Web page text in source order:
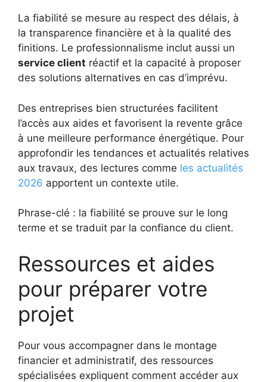
La fiabilité se mesure au respect des délais, à
la transparence financière et à la qualité des
finitions. Le professionnalisme inclut aussi un
service client réactif et la capacité à proposer
des solutions alternatives en cas d’imprévu.
Des entreprises bien structurées facilitent
l’accès aux aides et favorisent la revente grâce
à une meilleure performance énergétique. Pour
approfondir les tendances et actualités relatives
aux travaux, des lectures comme les actualités
2026 apportent un contexte utile.
Phrase-clé : la fiabilité se prouve sur le long
terme et se traduit par la confiance du client.
Ressources et aides
pour préparer votre
projet
Pour vous accompagner dans le montage
financier et administratif, des ressources
spécialisées expliquent comment accéder aux